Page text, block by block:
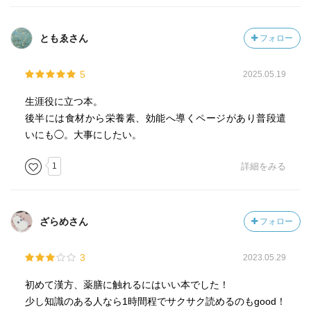
ともゑさん フォロー
5 2025.05.19
生涯役に立つ本。
後半には食材から栄養素、効能へ導くページがあり普段遣
いにも◯。大事にしたい。
1 詳細をみる
ざらめさん フォロー
3 2023.05.29
初めて漢方、薬膳に触れるにはいい本でした！
少し知識のある人なら1時間程でサクサク読めるのもgood！